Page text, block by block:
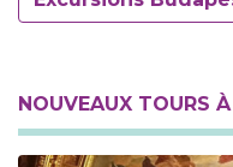
NOUVEAUX TOURS